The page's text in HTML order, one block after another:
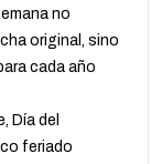
no
original, sino
cada año
Día del
feriado